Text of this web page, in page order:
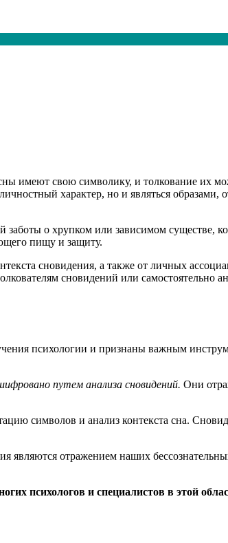
имеют свою символику, и толкование их
характер, но и являться
заботы о хрупком или зависимом существе,
пищу и защиту.
сновидения, а также от личных
сновидений или самостоятельно
психологии и признаны важным
путем анализа сновидений. Они
символов и анализ контекста сна.
являются отражением наших
психологов и специалистов в этой